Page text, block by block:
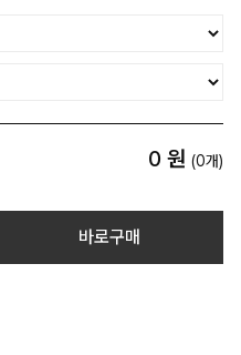
0 원 (0개)
바로구매